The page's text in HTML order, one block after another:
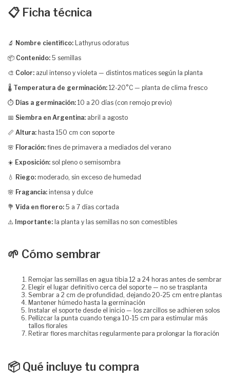
📋 Ficha técnica
🔬 Nombre científico: Lathyrus odoratus
📦 Contenido: 5 semillas
🎨 Color: azul intenso y violeta — distintos matices según la planta
🌡️ Temperatura de germinación: 12-20°C — planta de clima fresco
⏱️ Días a germinación: 10 a 20 días (con remojo previo)
📅 Siembra en Argentina: abril a agosto
📏 Altura: hasta 150 cm con soporte
🌸 Floración: fines de primavera a mediados del verano
☀️ Exposición: sol pleno o semisombra
💧 Riego: moderado, sin exceso de humedad
🌸 Fragancia: intensa y dulce
💐 Vida en florero: 5 a 7 días cortada
⚠️ Importante: la planta y las semillas no son comestibles
🌱 Cómo sembrar
Remojar las semillas en agua tibia 12 a 24 horas antes de sembrar
Elegir el lugar definitivo cerca del soporte — no se trasplanta
Sembrar a 2 cm de profundidad, dejando 20-25 cm entre plantas
Mantener húmedo hasta la germinación
Instalar el soporte desde el inicio — los zarcillos se adhieren solos
Pellizcar la punta cuando tenga 10-15 cm para estimular más
tallos florales
Retirar flores marchitas regularmente para prolongar la floración
📦 Qué incluye tu compra